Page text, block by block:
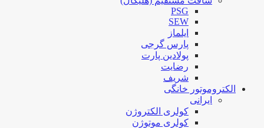
PSG
SEW
ایلماز
پارس گرجی
پولادین پارت
رضایت
شریف
الکتروموتور خانگی
ایرانی
کولری الکتروژن
کولری موتوژن